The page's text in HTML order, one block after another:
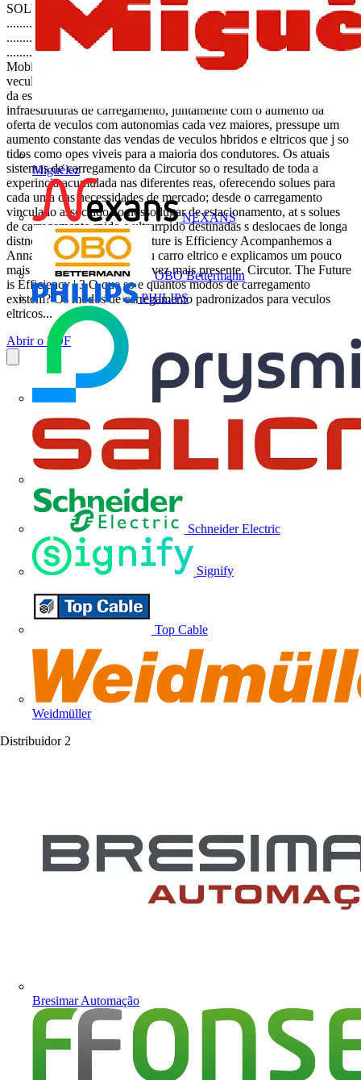
Miguélez
NEXANS
OBO Bettermann
PHILIPS
Schneider Electric
Signify
Top Cable
Weidmüller
Distribuidor 2
Bresimar Automação
SOLUES .................... .................... .................... ....................
.................... .................... .................... .................... ....................
.................... .................... .................... .................... ....................
.................... .................... .................... .................... ....................
Mobilidade eltrica Sistemas e equipamento para carregamento de
veculos eltricos The Future is Efficiency circutor.com A importncia
da estrutura de carregamento A crescente confiana na instalao de
infraestruturas de carregamento, juntamente com o aumento da
oferta de veculos com autonomias cada vez maiores, pressupe um
aumento constante das vendas de veculos hbridos e eltricos que j so
tidos como opes viveis para a maioria dos condutores. Os atuais
sistemas de carregamento da Circutor so o resultado de toda a
experincia acumulada nas diferentes reas, oferecendo solues para
cada uma das necessidades de mercado; desde o carregamento
vinculado associado ao nosso lugar de estacionamento, at s solues
de carregamento rpido e ultrarrpido destinadas s deslocaes de longa
distncia. 2 | Circutor. The Future is Efficiency Acompanhemos a
Anna enquanto carrega o seu carro eltrico e explicamos um pouco
mais sobre este mundo cada vez mais presente. Circutor. The Future
is Efficiency | 3 O que so e quantos modos de carregamento
existem? Os modos de carregamento padronizados para veculos
eltricos...
Abrir o PDF